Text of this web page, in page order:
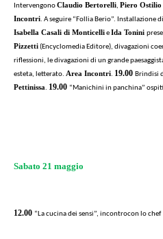
IntervengonoClaudio Bertorelli, Piero Ostilio
Incontri. A seguire “Follia Berio”. Installazione di
Isabella Casali di MonticellieIda Tonini
Pizzetti(Encyclomedia Editore), divagazioni
riflessioni, le divagazioni di un grande
esteta, letterato. Area Incontri. 19.00 Brindisi
Pettinissa. 19.00 “Manichini in panchina”
Sabato 21 maggio
12.00 “La cucina dei sensi”, incontrocon lo chef